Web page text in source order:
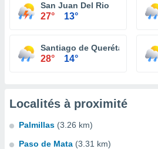
San Juan Del Rio
27° 13°
Santiago de Querétaro
28° 14°
Localités à proximité
Palmillas (3.26 km)
Paso de Mata (3.31 km)